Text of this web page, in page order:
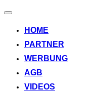
Navigation
HOME
PARTNER
WERBUNG
AGB
VIDEOS